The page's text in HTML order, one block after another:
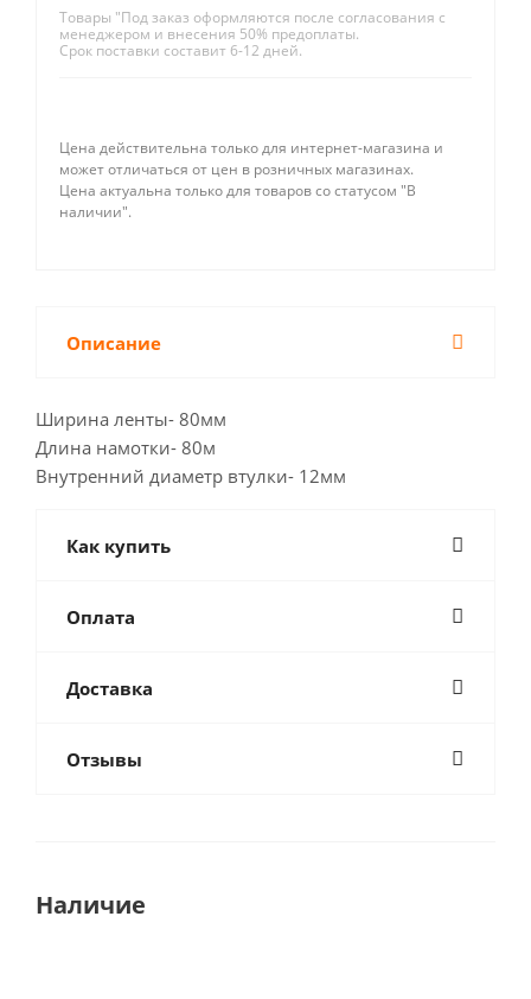
Товары "Под заказ оформляются после согласования с
менеджером и внесения 50% предоплаты.
Срок поставки составит 6-12 дней.
Цена действительна только для интернет-магазина и
может отличаться от цен в розничных магазинах.
Цена актуальна только для товаров со статусом "В
наличии".
Описание
Ширина ленты- 80мм
Длина намотки- 80м
Внутренний диаметр втулки- 12мм
Как купить
Оплата
Доставка
Отзывы
Наличие